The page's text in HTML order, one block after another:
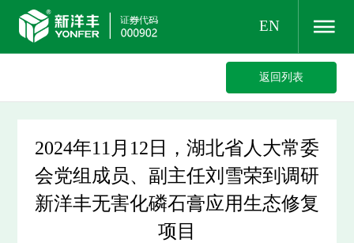
EN
返回列表
2024年11月12日，湖北省人大常委
会党组成员、副主任刘雪荣到调研
新洋丰无害化磷石膏应用生态修复
项目